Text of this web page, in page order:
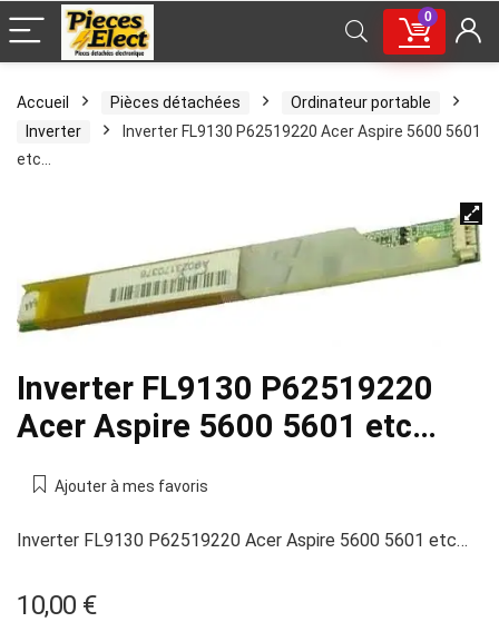
0
Accueil Pièces détachées
Ordinateur portable
Inverter
Inverter FL9130 P62519220 Acer Aspire 5600 5601
etc…
Inverter FL9130 P62519220
Acer Aspire 5600 5601 etc…
Ajouter à mes favoris
Inverter FL9130 P62519220 Acer Aspire 5600 5601 etc…
10,00 €